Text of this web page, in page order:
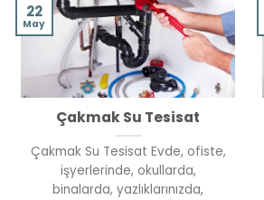
Çakmak Su Tesisat
Çakmak Su Tesisat Evde, ofiste,
işyerlerinde, okullarda,
binalarda, yazlıklarınızda,
22
May